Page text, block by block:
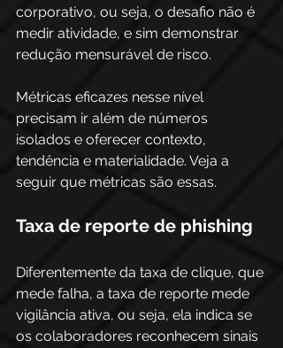
corporativo, ou seja, o desafio não é
medir atividade, e sim demonstrar
redução mensurável de risco.
Métricas eficazes nesse nível
precisam ir além de números
isolados e oferecer contexto,
tendência e materialidade. Veja a
seguir que métricas são essas.
Taxa de reporte de phishing
Diferentemente da taxa de clique, que
mede falha, a taxa de reporte mede
vigilância ativa, ou seja, ela indica se
os colaboradores reconhecem sinais